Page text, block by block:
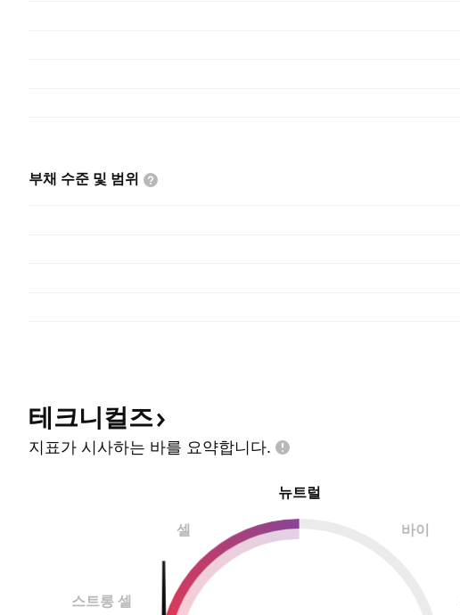
부채 수준 및 범위
테크니컬즈
지표가 시사하는 바를 요약합니다.
뉴트럴
셀 바이
스트롱 셀